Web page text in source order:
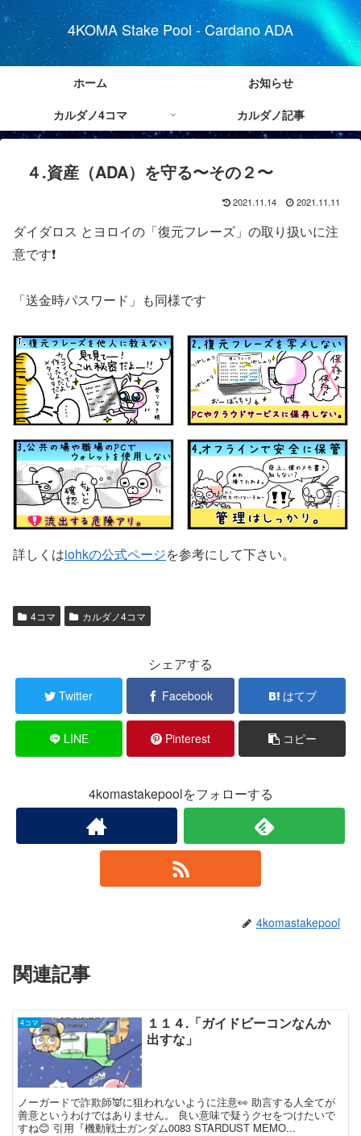
4KOMA Stake Pool - Cardano ADA
ホーム
お知らせ
カルダノ4コマ
カルダノ記事
４.資産（ADA）を守る〜その２〜
2021.11.14 2021.11.11
ダイダロス とヨロイの「復元フレーズ」の取り扱いに注
意です❗️
「送金時パスワード」も同様です
詳しくはiohkの公式ページを参考にして下さい。
4コマ カルダノ4コマ
シェアする
Twitter Facebook はてブ
LINE Pinterest コピー
4komastakepoolをフォローする
4komastakepool
関連記事
4コマ
１１４.「ガイドビーコンなんか
出すな」
ノーガードで詐欺師👿に狙われないように注意👀 助言する人全てが
善意というわけではありません。 良い意味で疑うクセをつけたいで
すね😊 引用『機動戦士ガンダム0083 STARDUST MEMO...